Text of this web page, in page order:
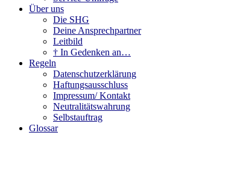
Über uns
Die SHG
Deine Ansprechpartner
Leitbild
† In Gedenken an…
Regeln
Datenschutzerklärung
Haftungsausschluss
Impressum/ Kontakt
Neutralitätswahrung
Selbstauftrag
Glossar